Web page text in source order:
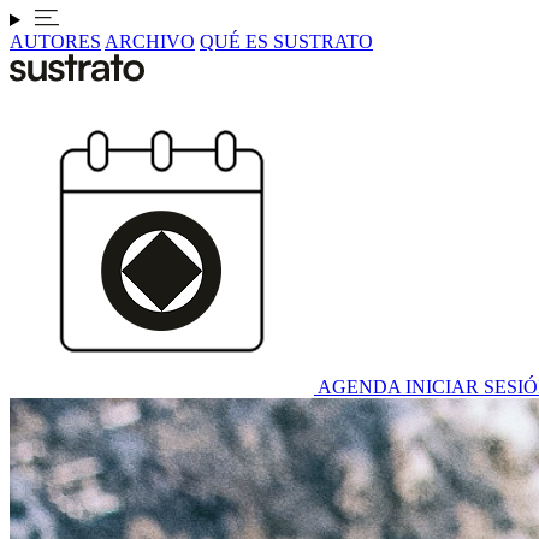
AUTORES ARCHIVO QUÉ ES SUSTRATO
AGENDA INICIAR